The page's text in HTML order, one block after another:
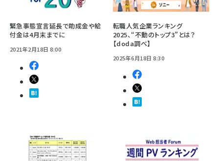
緊急事態宣言延長で助成金や給
付金は4月末までに
2021年2月18日 8:00
転職人気企業ランキング
2025、“不動のトップ3”とは？
【doda調べ】
2025年6月18日 8:30